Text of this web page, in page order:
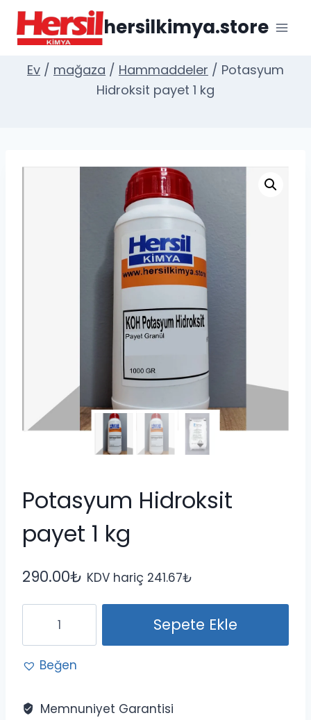
İçeriğe
geç
hersilkimya.store
Ev / mağaza / Hammaddeler / Potasyum
Hidroksit payet 1 kg
Potasyum Hidroksit
payet 1 kg
290.00₺ KDV hariç 241.67₺
Hidroksit
payet
1
adet
Sepete Ekle
Beğen
Memnuniyet Garantisi